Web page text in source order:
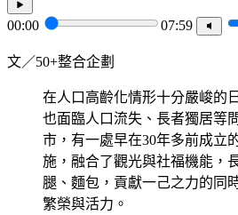
00:00 07:59
文／50+整合企劃
在人口高齡化情形十分嚴峻的
也面臨人口流失、長者獨居等
市，有一處早在30年多前成立
施，融合了觀光與社福機能，
腿、麵包，貢獻一己之力的同
繁榮與活力。